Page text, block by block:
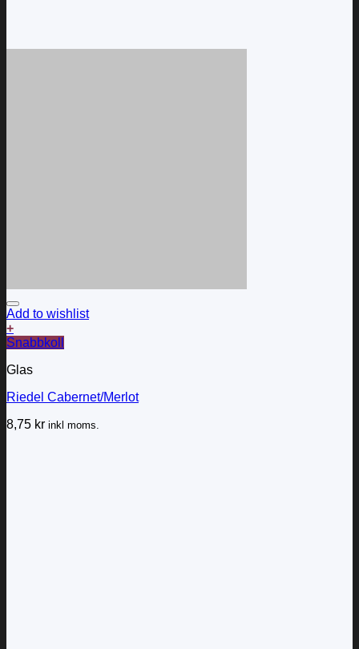
Add to wishlist
+
Snabbkoll
Glas
Riedel Cabernet/Merlot
8,75 kr inkl moms.